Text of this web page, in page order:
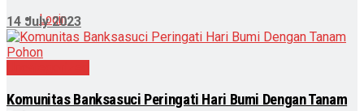
Login
14 July 2023
Komunitas Banksasuci Peringati Hari Bumi Dengan Tanam